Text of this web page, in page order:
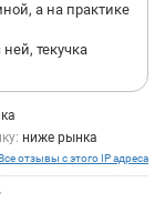
а на практике
текучка
ниже рынка
отзывы с этого IP адреса